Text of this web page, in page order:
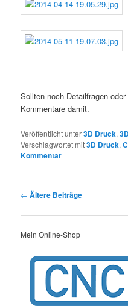
Sollten noch Detailfragen
Kommentare damit.
Veröffentlicht unter3D Druck,
Verschlagwortet mit3D Druck,
Kommentar
Beitragsnavigation
← Ältere Beiträge
Mein Online-Shop